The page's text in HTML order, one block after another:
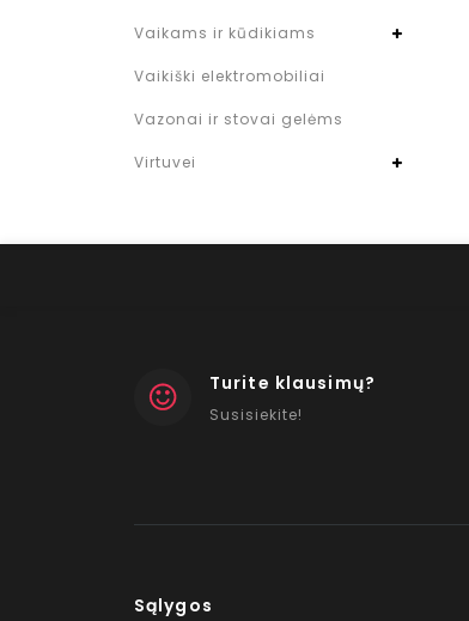
Vaikams ir kūdikiams
Vaikiški elektromobiliai
Vazonai ir stovai gelėms
Virtuvei
Turite klausimų?
Susisiekite!
Sąlygos